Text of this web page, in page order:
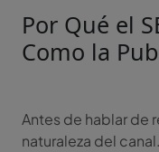
Por Qué el
Como la
Antes de hablar de
naturaleza del